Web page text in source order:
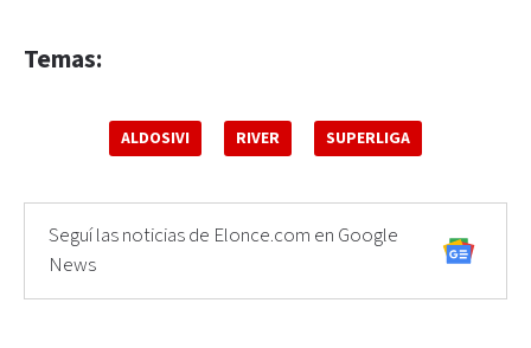
Temas:
ALDOSIVI RIVER SUPERLIGA
Seguí las noticias de Elonce.com en Google
News